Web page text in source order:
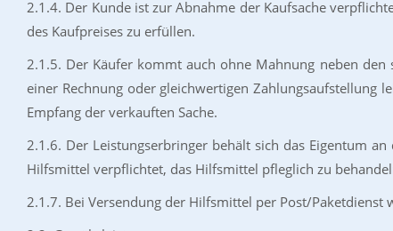
2.1.4. Der Kunde ist zur Abnahme der Kaufsache
des Kaufpreises zu erfüllen.
2.1.5. Der Käufer kommt auch ohne Mahnung neben den
einer Rechnung oder gleichwertigen Zahlungsaufstellung
Empfang der verkauften Sache.
2.1.6. Der Leistungserbringer behält sich das Eigentum
Hilfsmittel verpflichtet, das Hilfsmittel pfleglich zu
2.1.7. Bei Versendung der Hilfsmittel per Post/